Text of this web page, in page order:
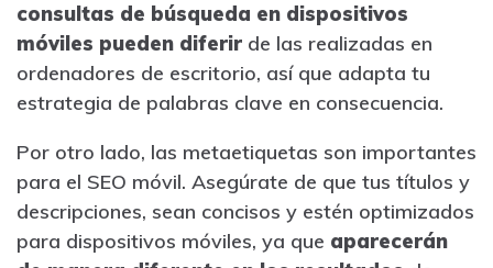
consultas de búsqueda en dispositivos
móviles pueden diferir de las realizadas en
ordenadores de escritorio, así que adapta tu
estrategia de palabras clave en consecuencia.
Por otro lado, las metaetiquetas son importantes
para el SEO móvil. Asegúrate de que tus títulos y
descripciones, sean concisos y estén optimizados
para dispositivos móviles, ya que aparecerán